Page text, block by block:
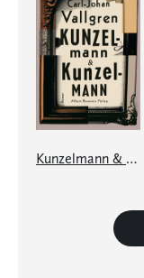
Kunzelmann & Kunzelmann